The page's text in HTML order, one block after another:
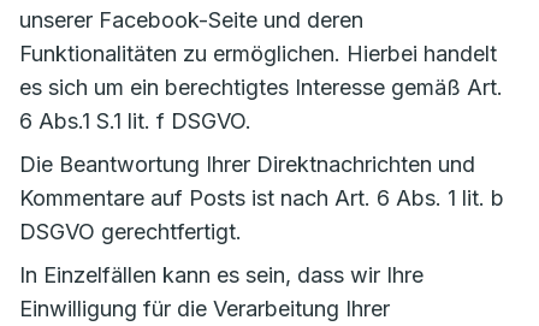
unserer Facebook-Seite und deren
Funktionalitäten zu ermöglichen. Hierbei handelt
es sich um ein berechtigtes Interesse gemäß Art.
6 Abs.1 S.1 lit. f DSGVO.
Die Beantwortung Ihrer Direktnachrichten und
Kommentare auf Posts ist nach Art. 6 Abs. 1 lit. b
DSGVO gerechtfertigt.
In Einzelfällen kann es sein, dass wir Ihre
Einwilligung für die Verarbeitung Ihrer